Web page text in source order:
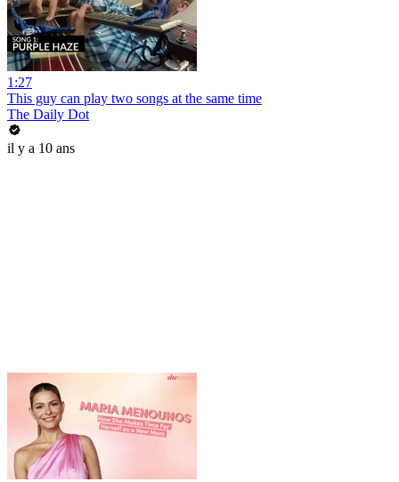
1:27
This guy can play two songs at the same time
The Daily Dot
il y a 10 ans